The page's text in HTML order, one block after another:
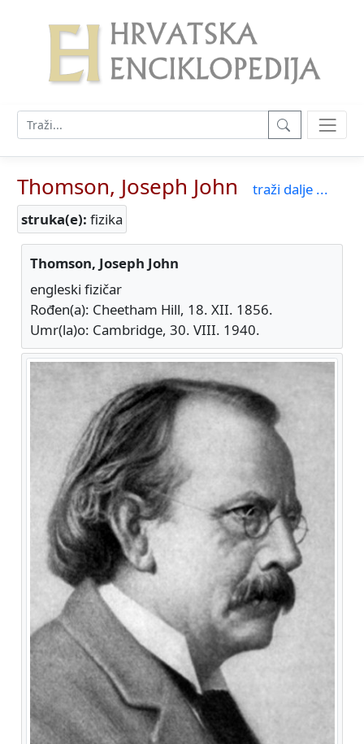
Thomson, Joseph John
traži dalje ...
struka(e): fizika
Thomson, Joseph John
engleski fizičar
Rođen(a): Cheetham Hill, 18. XII. 1856.
Umr(la)o: Cambridge, 30. VIII. 1940.